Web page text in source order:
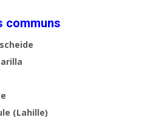
communs
(Lahille)